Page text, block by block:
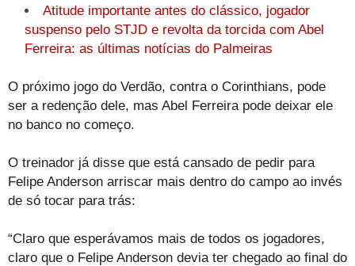
Atitude importante antes do clássico, jogador
suspenso pelo STJD e revolta da torcida com Abel
Ferreira: as últimas notícias do Palmeiras
O próximo jogo do Verdão, contra o Corinthians, pode
ser a redenção dele, mas Abel Ferreira pode deixar ele
no banco no começo.
O treinador já disse que está cansado de pedir para
Felipe Anderson arriscar mais dentro do campo ao invés
de só tocar para trás:
“Claro que esperávamos mais de todos os jogadores,
claro que o Felipe Anderson devia ter chegado ao final do